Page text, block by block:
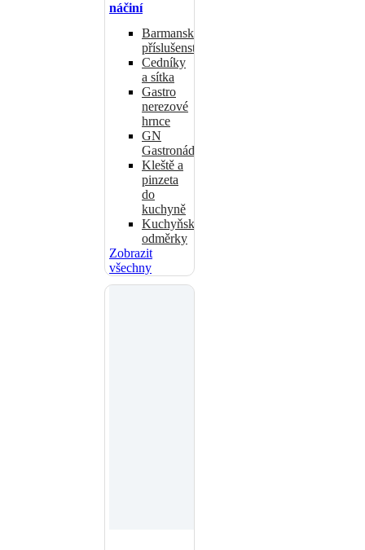
náčiní
Barmanské
příslušenství
Cedníky
a sítka
Gastro
nerezové
hrnce
GN
Gastronádoby
Kleště a
pinzeta
do
kuchyně
Kuchyňské
odměrky
Zobrazit
všechny